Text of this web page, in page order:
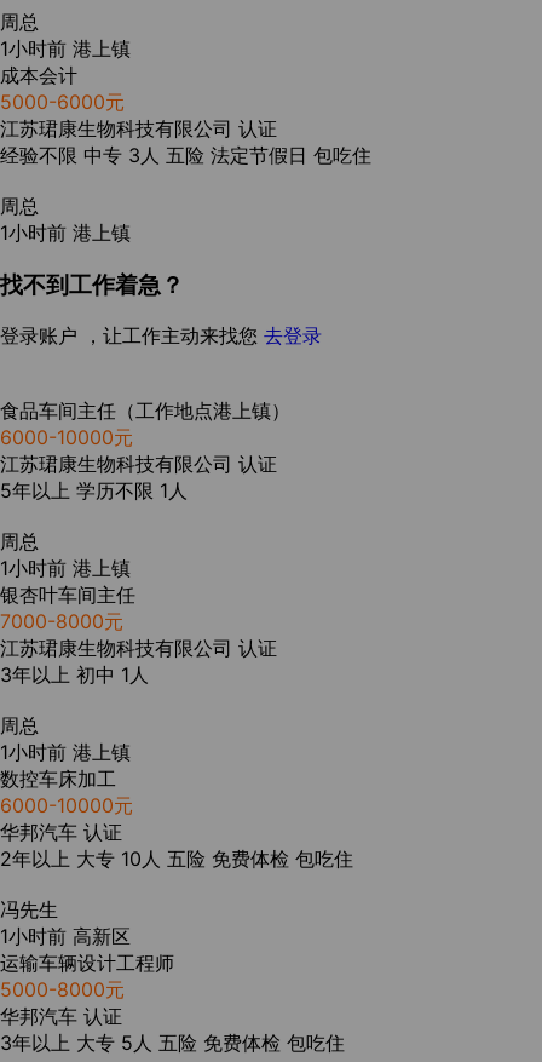
周总
1小时前 港上镇
成本会计
5000-6000元
江苏珺康生物科技有限公司 认证
经验不限 中专 3人 五险 法定节假日 包吃住
周总
1小时前 港上镇
找不到工作着急？
登录账户 ，让工作主动来找您 去登录
食品车间主任（工作地点港上镇）
6000-10000元
江苏珺康生物科技有限公司 认证
5年以上 学历不限 1人
周总
1小时前 港上镇
银杏叶车间主任
7000-8000元
江苏珺康生物科技有限公司 认证
3年以上 初中 1人
周总
1小时前 港上镇
数控车床加工
6000-10000元
华邦汽车 认证
2年以上 大专 10人 五险 免费体检 包吃住
冯先生
1小时前 高新区
运输车辆设计工程师
5000-8000元
华邦汽车 认证
3年以上 大专 5人 五险 免费体检 包吃住